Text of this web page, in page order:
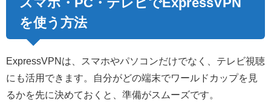
を使う方法
ExpressVPNは、スマホやパソコンだけでなく、テレビ視聴
にも活用できます。自分がどの端末でワールドカップを見
るかを先に決めておくと、準備がスムーズです。